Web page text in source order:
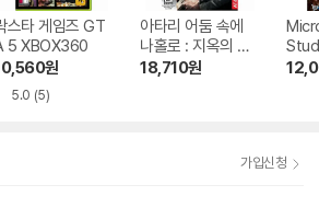
스타 게임즈 GT
5 XBOX360
원
5.0 (5)
아타리 어둠 속에
나홀로 : 지옥의 화
염 XBOX360
18,710원
가입신청